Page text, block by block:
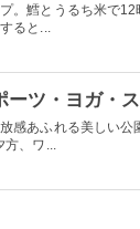
。鱈とうるち米で
ると...
ーツ・ヨガ・
感あふれる美しい公
方、ワ...